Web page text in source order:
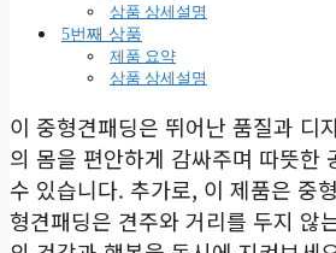
상품 상세설명
5번째 상품
제품 요약
상품 상세설명
이 중형견패딩은 뛰어난 품질과 디
의 몸을 편안하게 감싸주며 따뜻한
수 있습니다. 추가로, 이 제품은 중
형견패딩은 견주와 거리를 두지 않